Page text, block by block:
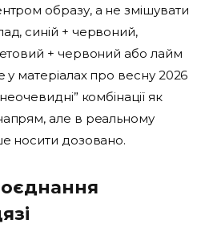
образу, а не змішувати
синій + червоний,
+ червоний або лайм
у матеріалах про весну 2026
комбінації як
але в реальному
носити дозовано.